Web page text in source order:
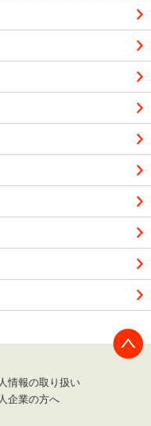
情報の取り扱い
企業の方へ